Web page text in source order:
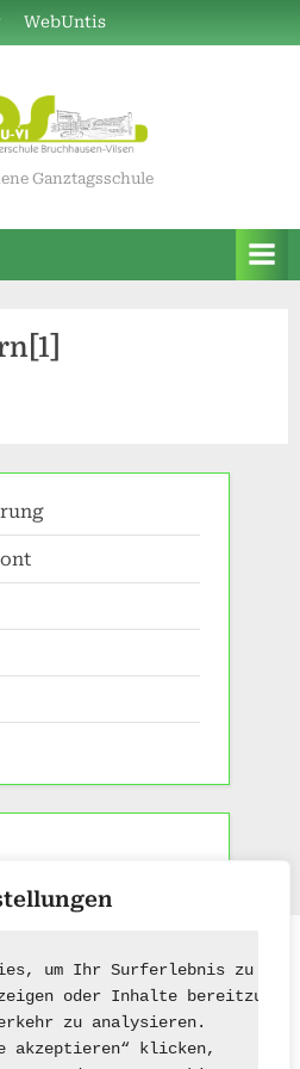
um Ihr Surferlebnis zu
oder Inhalte
zu analysieren.
akzeptieren“ klicken,
WebUntis
Ganztagsschule
Kontakt